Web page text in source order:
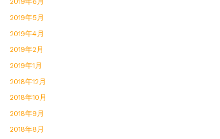
2019年5月
2019年4月
2019年2月
2019年1月
2018年12月
2018年10月
2018年9月
2018年8月